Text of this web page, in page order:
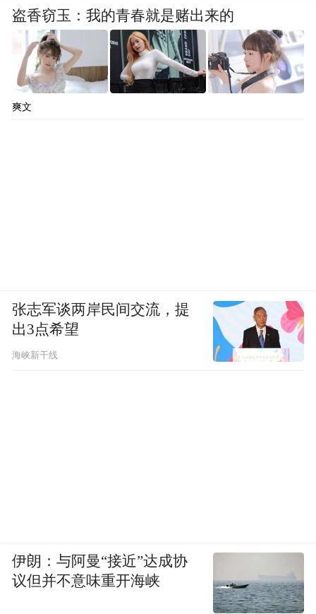
盗香窃玉：我的青春就是赌出来的
爽文
张志军谈两岸民间交流，提
出3点希望
海峡新干线
伊朗：与阿曼“接近”达成协
议但并不意味重开海峡